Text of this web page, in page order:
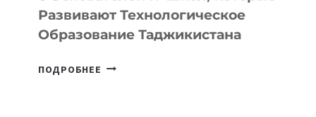
Развивают Технологическое
Образование Таджикистана
ПОДРОБНЕЕ